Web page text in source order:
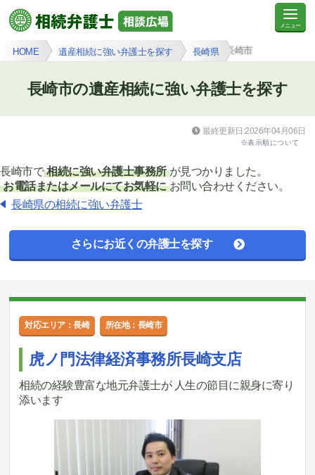
HOME 遺産相続に強い弁護士を探す 長崎県 長崎市
長崎市の遺産相続に強い弁護士を探す
最終更新日:2026年04月06日
※表示順について
長崎市で 相続に強い弁護士事務所 が見つかりました。
お電話またはメールにてお気軽に お問い合わせください。
長崎県の相続に強い弁護士
さらにお近くの弁護士を探す
対応エリア：長崎 所在地：長崎市
虎ノ門法律経済事務所長崎支店
相続の経験豊富な地元弁護士が 人生の節目に親身に寄り
添います